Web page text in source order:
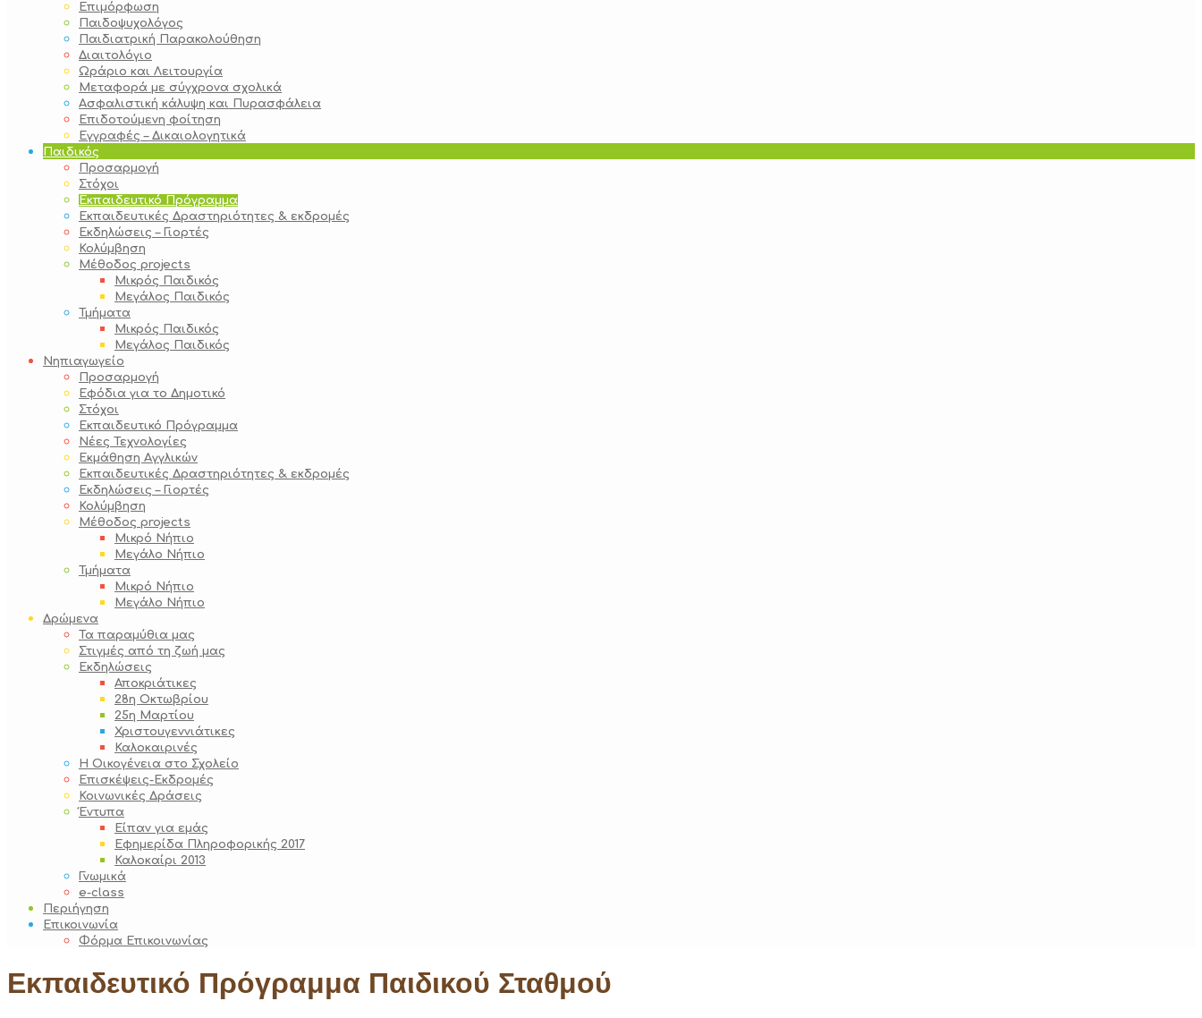
Επιμόρφωση
Παιδοψυχολόγος
Παιδιατρική Παρακολούθηση
Διαιτολόγιο
Ωράριο και Λειτουργία
Μεταφορά με σύγχρονα σχολικά
Ασφαλιστική κάλυψη και Πυρασφάλεια
Επιδοτούμενη φοίτηση
Εγγραφές – Δικαιολογητικά
Παιδικός
Προσαρμογή
Στόχοι
Εκπαιδευτικό Πρόγραμμα
Εκπαιδευτικές Δραστηριότητες & εκδρομές
Εκδηλώσεις – Γιορτές
Κολύμβηση
Μέθοδος projects
Μικρός Παιδικός
Μεγάλος Παιδικός
Τμήματα
Μικρός Παιδικός
Μεγάλος Παιδικός
Νηπιαγωγείο
Προσαρμογή
Εφόδια για το Δημοτικό
Στόχοι
Εκπαιδευτικό Πρόγραμμα
Νέες Τεχνολογίες
Εκμάθηση Αγγλικών
Εκπαιδευτικές Δραστηριότητες & εκδρομές
Εκδηλώσεις – Γιορτές
Κολύμβηση
Μέθοδος projects
Μικρό Νήπιο
Μεγάλο Νήπιο
Τμήματα
Μικρό Νήπιο
Μεγάλο Νήπιο
Δρώμενα
Τα παραμύθια μας
Στιγμές από τη ζωή μας
Εκδηλώσεις
Αποκριάτικες
28η Οκτωβρίου
25η Μαρτίου
Χριστουγεννιάτικες
Καλοκαιρινές
Η Οικογένεια στο Σχολείο
Επισκέψεις-Εκδρομές
Κοινωνικές Δράσεις
Έντυπα
Είπαν για εμάς
Εφημερίδα Πληροφορικής 2017
Καλοκαίρι 2013
Γνωμικά
e-class
Περιήγηση
Επικοινωνία
Φόρμα Επικοινωνίας
Εκπαιδευτικό Πρόγραμμα Παιδικού Σταθμού